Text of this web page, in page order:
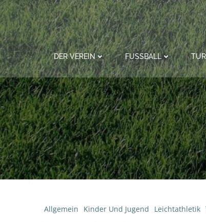
Zum
Inhalt
springen
DER VEREIN FUSSBALL
Allgemein Kinder Und Jugend Leichtathletik